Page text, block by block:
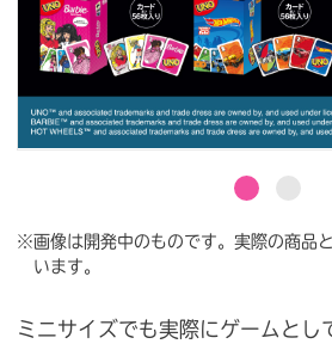
※画像は開発中のものです。実際の商品
います。
ミニサイズでも実際にゲームとし